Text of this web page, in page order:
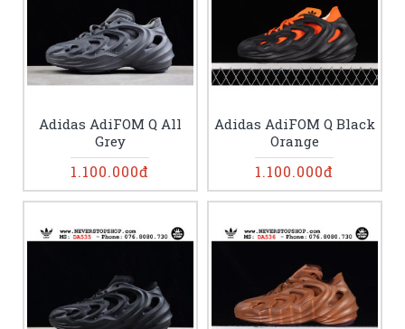
Adidas AdiFOM Q All
Grey
1.100.000đ
Adidas AdiFOM Q Black
Orange
1.100.000đ